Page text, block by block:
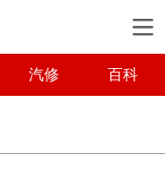
汽修 百科